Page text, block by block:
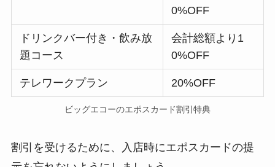
0%OFF
ドリンクバー付き・飲み放
題コース
会計総額より1
0%OFF
テレワークプラン 20%OFF
ビッグエコーのエポスカード割引特典
割引を受けるために、入店時にエポスカードの提